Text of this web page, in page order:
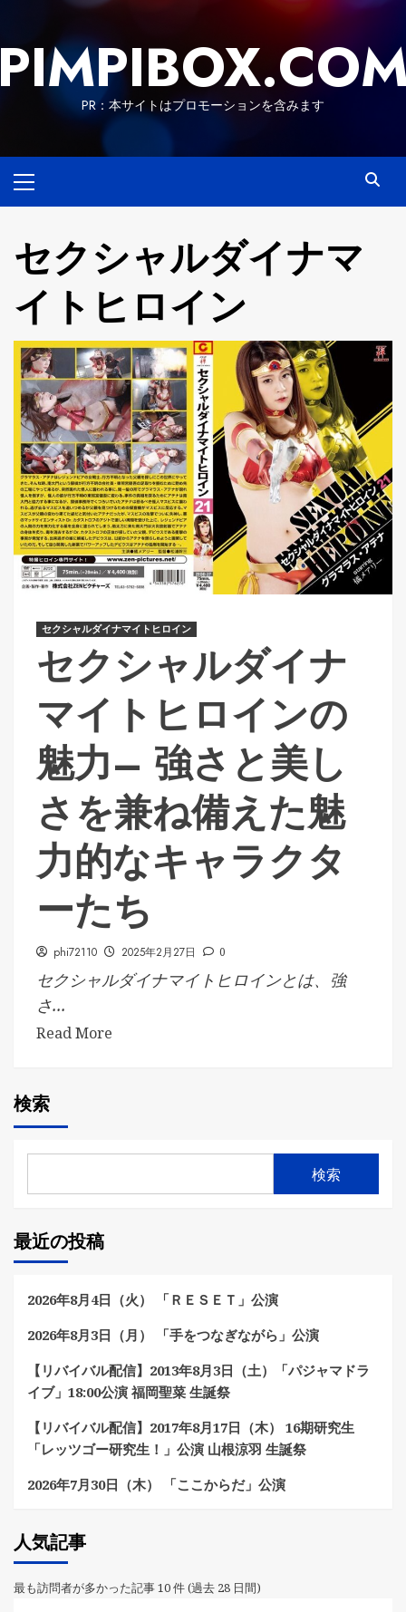
content
PR：本サイトはプロモーションを含みます
Menu
セクシャルダイナマ
イトヒロイン
セクシャルダイナマイトヒロイン
セクシャルダイナ
マイトヒロインの
魅力– 強さと美し
さを兼ね備えた魅
力的なキャラクタ
ーたち
phi72110 2025年2月27日 0
セクシャルダイナマイトヒロインとは、強
さ...
Read More
検索
検索
最近の投稿
2026年8月4日（火） 「ＲＥＳＥＴ」公演
2026年8月3日（月） 「手をつなぎながら」公演
【リバイバル配信】2013年8月3日（土）「パジャマドラ
イブ」18:00公演 福岡聖菜 生誕祭
【リバイバル配信】2017年8月17日（木） 16期研究生
「レッツゴー研究生！」公演 山根涼羽 生誕祭
2026年7月30日（木） 「ここからだ」公演
人気記事
最も訪問者が多かった記事 10 件 (過去 28 日間)